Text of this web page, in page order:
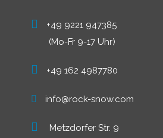
+49 9221 947385
(Mo-Fr 9-17 Uhr)
+49 162 4987780
info@rock-snow.com
Metzdorfer Str. 9